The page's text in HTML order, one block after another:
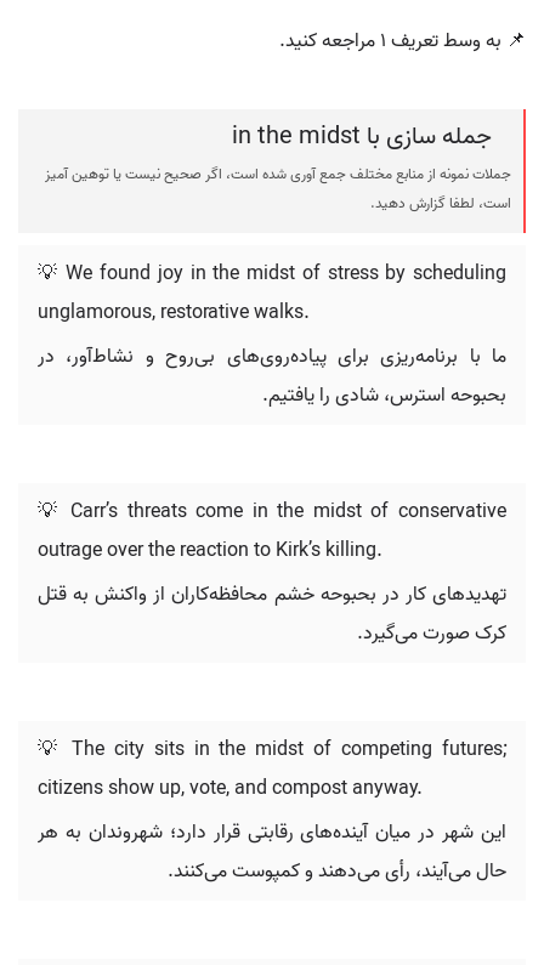
📌 به وسط تعریف ۱ مراجعه کنید.
جمله سازی با in the midst
جملات نمونه از منابع مختلف جمع آوری شده است، اگر صحیح نیست یا توهین آمیز
است، لطفا گزارش دهید.
💡 We found joy in the midst of stress by scheduling
unglamorous, restorative walks.
ما با برنامه‌ریزی برای پیاده‌روی‌های بی‌روح و نشاط‌آور، در
بحبوحه استرس، شادی را یافتیم.
💡 Carr’s threats come in the midst of conservative
outrage over the reaction to Kirk’s killing.
تهدیدهای کار در بحبوحه خشم محافظه‌کاران از واکنش به قتل
کرک صورت می‌گیرد.
💡 The city sits in the midst of competing futures;
citizens show up, vote, and compost anyway.
این شهر در میان آینده‌های رقابتی قرار دارد؛ شهروندان به هر
حال می‌آیند، رأی می‌دهند و کمپوست می‌کنند.